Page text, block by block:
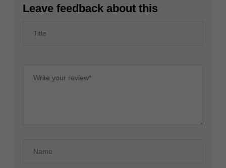
Leave feedback about this